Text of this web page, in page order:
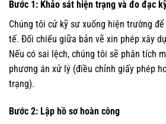
Bước 1: Khảo sát hiện trạng và đo đạc
Chúng tôi cử kỹ sư xuống hiện trường
tế. Đối chiếu giữa bản vẽ xin phép xây
Nếu có sai lệch, chúng tôi sẽ phân tích
phương án xử lý (điều chỉnh giấy phép
trạng).
Bước 2: Lập hồ sơ hoàn công